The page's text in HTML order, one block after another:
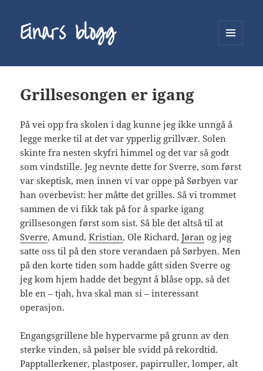
Einars blogg
WIDGETER
Grillsesongen er igang
På vei opp fra skolen i dag kunne jeg ikke unngå å
legge merke til at det var ypperlig grillvær. Solen
skinte fra nesten skyfri himmel og det var så godt
som vindstille. Jeg nevnte dette for Sverre, som først
var skeptisk, men innen vi var oppe på Sørbyen var
han overbevist: her måtte det grilles. Så vi trommet
sammen de vi fikk tak på for å sparke igang
grillsesongen først som sist. Så ble det altså til at
Sverre, Amund,Kristian, Ole Richard,Jøran og jeg
satte oss til på den store verandaen på Sørbyen. Men
på den korte tiden som hadde gått siden Sverre og
jeg kom hjem hadde det begynt å blåse opp, så det
ble en – tjah, hva skal man si – interessant
operasjon.
Engangsgrillene ble hypervarme på grunn av den
sterke vinden, så pølser ble svidd på rekordtid.
Papptallerkener, plastposer, papirruller, lomper, alt